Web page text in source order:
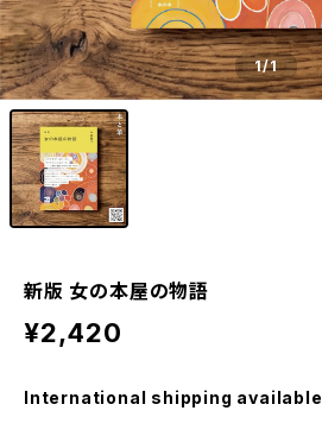
1/1
新版 女の本屋の物語
¥2,420
International shipping available